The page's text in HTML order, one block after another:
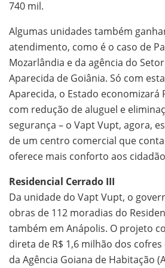
740 mil.
Algumas unidades também
atendimento, como é o caso de
Mozarlândia e da agência do
Aparecida de Goiânia. Só com
Aparecida, o Estado economizará
com redução de aluguel e
segurança – o Vapt Vupt, agora,
de um centro comercial que
oferece mais conforto aos
Residencial Cerrado III
Da unidade do Vapt Vupt, o
obras de 112 moradias do
também em Anápolis. O projeto
direta de R$ 1,6 milhão dos
da Agência Goiana de Habitação